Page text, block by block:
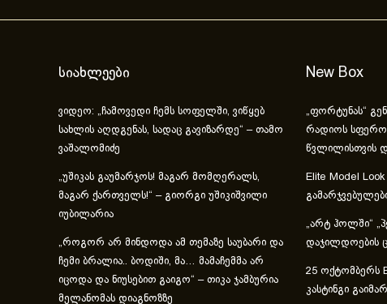
სიახლეები
ვიდეო: „ჩამოვედი ჩემს სოფელში, ვიწყებ
სახლის აღდგენას, სადაც გავიზარდე“ – თამო
ვაშალომიძე
„უშიკას გაუმარჯოს! მაგარ მომღერალს,
მაგარ ქართველს!“ – გიორგი უშიკიშვილი
იუბილარია
„როგორ არ მინდოდა ამ თემაზე საუბარი და
ჩემი ბრალია.. ბოდიში, მა… მამაჩემმა არ
იცოდა და ნიუსებით გაიგო“ – თიკა ჯამბურია
მელანომას დიაგნოზზე
New Box
„ფორტუნას“
რადიოს სფეროს
წვლილისთვის
Elite Model
„არტ ჰოლში“
დაჯილდოების
25 ოქტომბერს
კასტინგი